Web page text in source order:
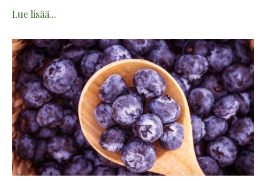
Lue lisää...